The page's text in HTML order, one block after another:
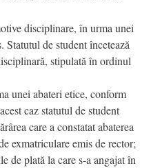
disciplinare, în urma unei
Statutul de student încetează
stipulată în ordinul
unei abateri etice, conform
caz statutul de student
care a constatat abaterea
exmatriculare emis de rector;
de plată la care s-a angajat în